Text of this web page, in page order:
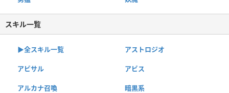
スキル一覧
▶︎全スキル一覧 アストロジオ
アビサル アビス
アルカナ召喚 暗黒系